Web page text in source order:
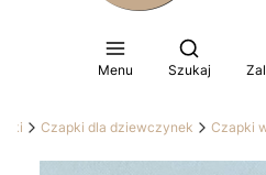
Menu
Otwórz
Szukaj
Czapki dla dziewczynek